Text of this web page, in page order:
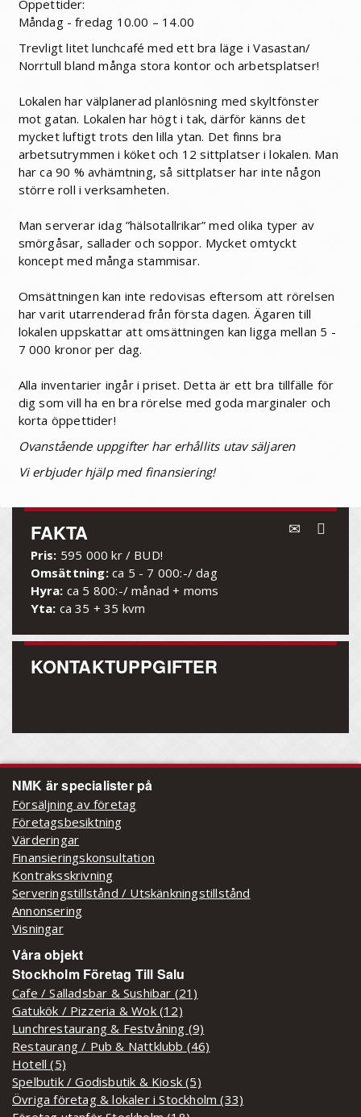
Öppettider:
Måndag - fredag 10.00 – 14.00
Trevligt litet lunchcafé med ett bra läge i Vasastan/
Norrtull bland många stora kontor och arbetsplatser!
Lokalen har välplanerad planlösning med skyltfönster
mot gatan. Lokalen har högt i tak, därför känns det
mycket luftigt trots den lilla ytan. Det finns bra
arbetsutrymmen i köket och 12 sittplatser i lokalen. Man
har ca 90 % avhämtning, så sittplatser har inte någon
större roll i verksamheten.
Man serverar idag ”hälsotallrikar” med olika typer av
smörgåsar, sallader och soppor. Mycket omtyckt
koncept med många stammisar.
Omsättningen kan inte redovisas eftersom att rörelsen
har varit utarrenderad från första dagen. Ägaren till
lokalen uppskattar att omsättningen kan ligga mellan 5 -
7 000 kronor per dag.
Alla inventarier ingår i priset. Detta är ett bra tillfälle för
dig som vill ha en bra rörelse med goda marginaler och
korta öppettider!
Ovanstående uppgifter har erhållits utav säljaren
Vi erbjuder hjälp med finansiering!
FAKTA
Pris: 595 000 kr / BUD!
Omsättning: ca 5 - 7 000:-/ dag
Hyra: ca 5 800:-/ månad + moms
Yta: ca 35 + 35 kvm
KONTAKTUPPGIFTER
NMK är specialister på
Försäljning av företag
Företagsbesiktning
Värderingar
Finansieringskonsultation
Kontraksskrivning
Serveringstillstånd / Utskänkningstillstånd
Annonsering
Visningar
Våra objekt
Stockholm Företag Till Salu
Cafe / Salladsbar & Sushibar (21)
Gatukök / Pizzeria & Wok (12)
Lunchrestaurang & Festvåning (9)
Restaurang / Pub & Nattklubb (46)
Hotell (5)
Spelbutik / Godisbutik & Kiosk (5)
Övriga företag & lokaler i Stockholm (33)